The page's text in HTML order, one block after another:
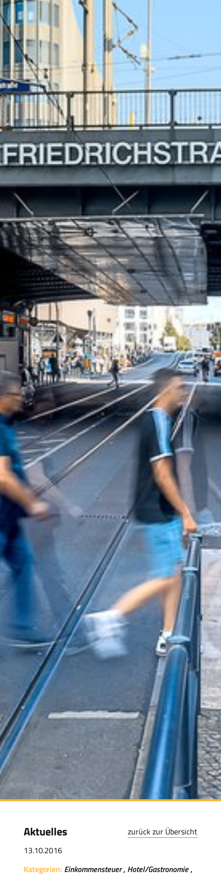
Aktuelles
13.10.2016
Kategorien: Einkommensteuer Hotel/Gastronomie
zurück zur Übersicht